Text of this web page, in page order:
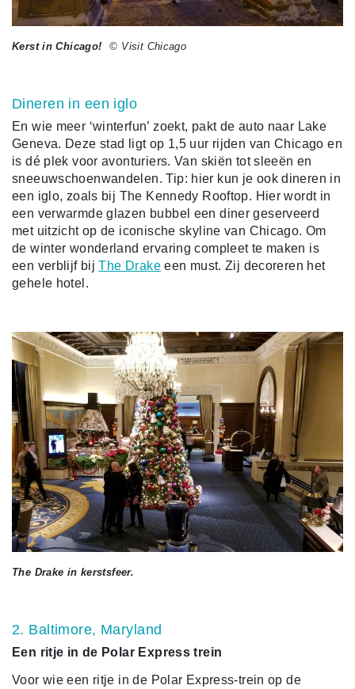
Kerst in Chicago! © Visit Chicago
Dineren in een iglo
En wie meer ‘winterfun’ zoekt, pakt de auto naar Lake
Geneva. Deze stad ligt op 1,5 uur rijden van Chicago en
is dé plek voor avonturiers. Van skiën tot sleeën en
sneeuwschoenwandelen. Tip: hier kun je ook dineren in
een iglo, zoals bij The Kennedy Rooftop. Hier wordt in
een verwarmde glazen bubbel een diner geserveerd
met uitzicht op de iconische skyline van Chicago. Om
de winter wonderland ervaring compleet te maken is
een verblijf bijThe Drakeeen must. Zij decoreren het
gehele hotel.
The Drake in kerstsfeer.
2. Baltimore, Maryland
Een ritje in de Polar Express trein
Voor wie een ritje in de Polar Express-trein op de